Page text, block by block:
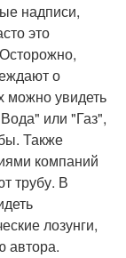
надписи,
это
о
можно увидеть
или "Газ",
Также
компаний
трубу. В
лозунги,
автора.